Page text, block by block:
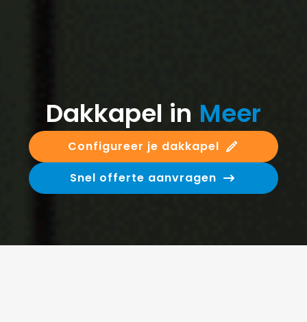
Dakkapel in Meer
Configureer je dakkapel
Snel offerte aanvragen